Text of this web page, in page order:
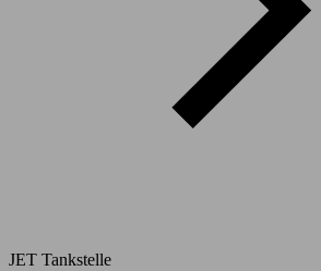
JET Tankstelle